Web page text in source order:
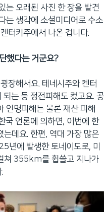
는 오래된 사진 한 장을 발견
는 생각에 소셜미디어로 수소
터키주에서 나온 겁니다.
했다는 거군요?
장해서요. 테네시주와 켄터
는 등 정전피해도 컸고요. 공
인명피해는 물론 재산 피해
국 언론에 의하면, 이번에 한
는데요. 한편, 역대 가장 많은
년에 발생한 토네이도로, 미
쳐 355km를 휩쓸고 지나가